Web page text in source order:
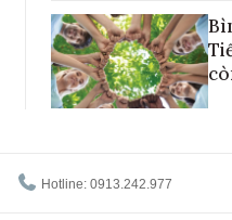
Hotline: 0913.242.977